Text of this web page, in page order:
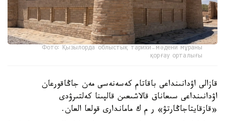
Фото: Қызылорда облыстық тарихи-мәдени мұраны
қорғау орталығы
قازالى اۋدانىنداعى باقاتام كەسەنەسى مەن جاڭاقورعان
اۋدانىنداعى سىعاناق قالاشىعىن قالپىنا كەلتىرۋدى
«قازقايتاجاڭارتۋ» ر م ك ماماندارى قولعا العان.